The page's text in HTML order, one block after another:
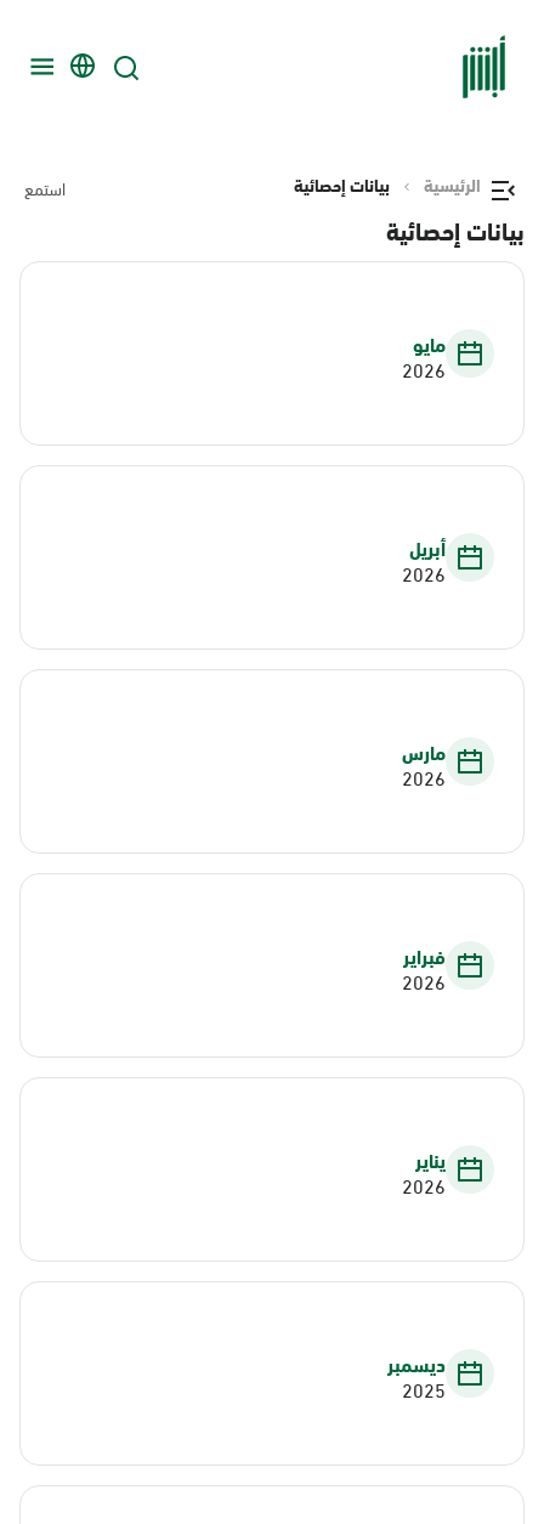
الرئيسية بيانات إحصائية استمع
بيانات إحصائية
مايو
2026
أبريل
2026
مارس
2026
فبراير
2026
يناير
2026
ديسمبر
2025